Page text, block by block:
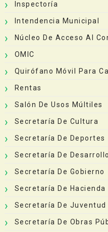
Inspectoría
Intendencia Municipal
Núcleo De Acceso Al
OMIC
Quirófano Móvil Para
Rentas
Salón De Usos Múltiles
Secretaría De Cultura
Secretaría De Deportes
Secretaría De
Secretaría De Gobierno
Secretaría De Hacienda
Secretaría De Juventud
Secretaría De Obras